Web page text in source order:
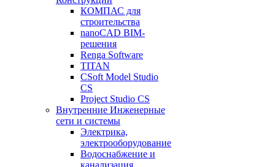
КОМПАС для
строительства
nanoCAD BIM-
решения
Renga Software
TITAN
CSoft Model Studio
CS
Project Studio CS
Внутренние Инженерные
сети и системы
Электрика,
электрооборудование
Водоснабжение и
канализация